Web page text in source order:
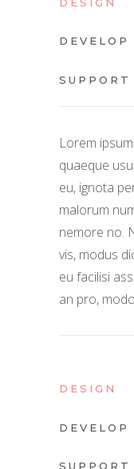
DEVELOP
SUPPORT
Lorem
quaeque
eu, ignota
malorum
nemore no.
vis, modus
eu facilisi
an pro,
DESIGN
DEVELOP
SUPPORT